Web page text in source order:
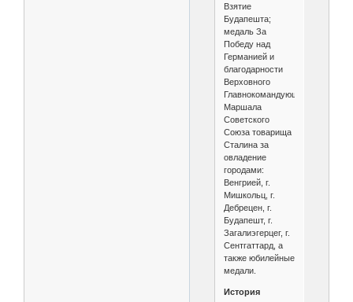
Взятие
Будапешта;
медаль За
Победу над
Германией и
благодарности
Верховного
Главнокомандующего
Маршала
Советского
Союза товарища
Сталина за
овладение
городами:
Венгрией, г.
Мишкольц, г.
Дебрецен, г.
Будапешт, г.
Загалиэгерцег, г.
Сентгаттард, а
также юбилейные
медали.
История